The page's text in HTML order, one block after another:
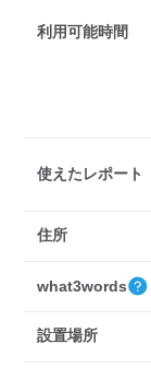
すべて 中
利用可能時間
使えたレポート
住所
what3words
設置場所